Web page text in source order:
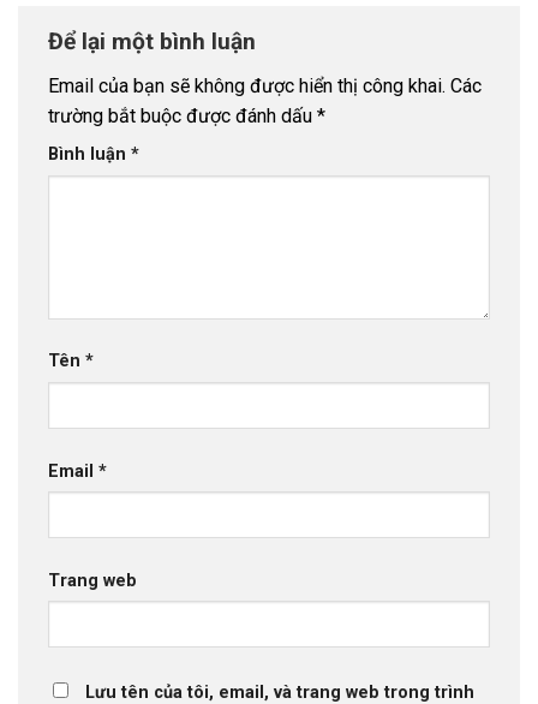
Để lại một bình luận
Email của bạn sẽ không được hiển thị công khai. Các
trường bắt buộc được đánh dấu *
Bình luận *
Tên *
Email *
Trang web
Lưu tên của tôi, email, và trang web trong trình